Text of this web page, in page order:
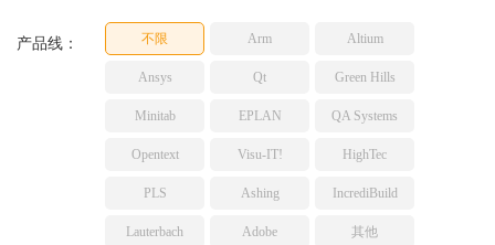
TESSY
网络研讨会
产品线： 不限 Arm Altium
Ansys Qt Green Hills
Minitab EPLAN QA Systems
Opentext Visu-IT! HighTec
PLS Ashing IncrediBuild
Lauterbach Adobe 其他